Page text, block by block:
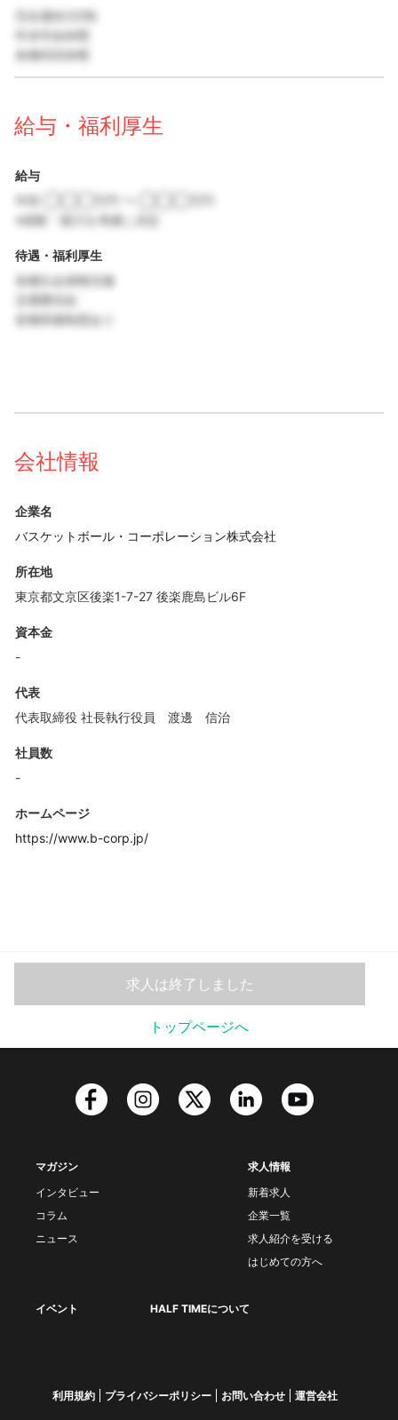
完全週休2日制
年末年始休暇
各種特別休暇
給与・福利厚生
給与
※経験・能力を考慮し決定
待遇・福利厚生
各種社会保険完備
交通費支給
各種研修制度あり
会社情報
企業名
バスケットボール・コーポレーション株式会社
所在地
東京都文京区後楽1-7-27 後楽鹿島ビル6F
資本金
-
代表
代表取締役 社長執行役員 渡邊 信治
社員数
-
ホームページ
https://www.b-corp.jp/
求人は終了しました
トップページへ
マガジン
インタビュー
コラム
ニュース
求人情報
新着求人
企業一覧
求人紹介を受ける
はじめての方へ
イベント HALF TIMEについて
利用規約 プライバシーポリシー お問い合わせ 運営会社